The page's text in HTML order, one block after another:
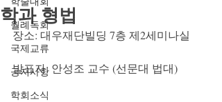
월례독회
국제교류
공지사항
학회소식
학과 형법
장소: 대우재단빌딩 7층 제2세미나실
발표자: 안성조 교수 (선문대 법대)